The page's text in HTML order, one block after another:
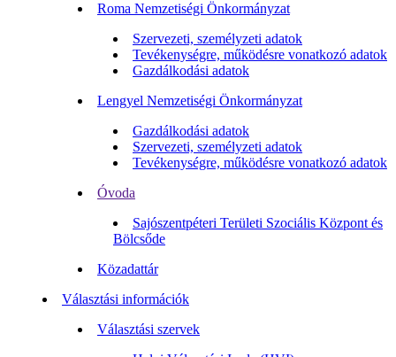
Roma Nemzetiségi Önkormányzat
Szervezeti, személyzeti adatok
Tevékenységre, működésre vonatkozó adatok
Gazdálkodási adatok
Lengyel Nemzetiségi Önkormányzat
Gazdálkodási adatok
Szervezeti, személyzeti adatok
Tevékenységre, működésre vonatkozó adatok
Óvoda
Sajószentpéteri Területi Szociális Központ és
Bölcsőde
Közadattár
Választási információk
Választási szervek